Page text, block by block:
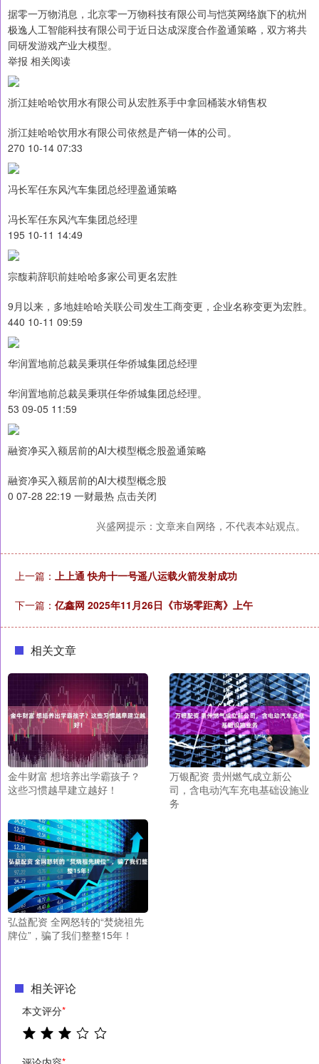
据零一万物消息，北京零一万物科技有限公司与恺英网络旗下的杭州
极逸人工智能科技有限公司于近日达成深度合作盈通策略，双方将共
同研发游戏产业大模型。
举报 相关阅读
浙江娃哈哈饮用水有限公司从宏胜系手中拿回桶装水销售权
浙江娃哈哈饮用水有限公司依然是产销一体的公司。
270 10-14 07:33
冯长军任东风汽车集团总经理盈通策略
冯长军任东风汽车集团总经理
195 10-11 14:49
宗馥莉辞职前娃哈哈多家公司更名宏胜
9月以来，多地娃哈哈关联公司发生工商变更，企业名称变更为宏胜。
440 10-11 09:59
华润置地前总裁吴秉琪任华侨城集团总经理
华润置地前总裁吴秉琪任华侨城集团总经理。
53 09-05 11:59
融资净买入额居前的AI大模型概念股盈通策略
融资净买入额居前的AI大模型概念股
0 07-28 22:19 一财最热 点击关闭
兴盛网提示：文章来自网络，不代表本站观点。
上一篇： 上上通 快舟十一号遥八运载火箭发射成功
下一篇： 亿鑫网 2025年11月26日《市场零距离》上午
相关文章
金牛财富 想培养出学霸孩子？
这些习惯越早建立越好！
万银配资 贵州燃气成立新公
司，含电动汽车充电基础设施业
务
弘益配资 全网怒转的“焚烧祖先
牌位”，骗了我们整整15年！
相关评论
本文评分*